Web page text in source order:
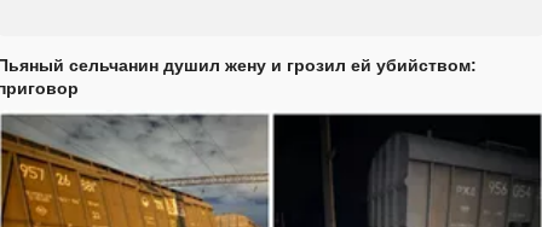
сельчанин душил жену и грозил ей убийством: